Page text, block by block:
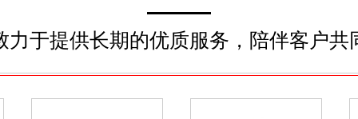
力于提供长期的优质服务，陪伴客户共